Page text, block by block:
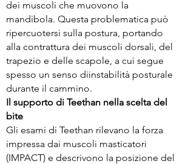
dei muscoli che muovono la
mandibola. Questa problematica può
ripercuotersi sulla postura, portando
alla contrattura dei muscoli dorsali, del
trapezio e delle scapole, a cui segue
spesso un senso diinstabilità posturale
durante il cammino.
Il supporto di Teethan nella scelta del
bite
Gli esami di Teethan rilevano la forza
impressa dai muscoli masticatori
(IMPACT) e descrivono la posizione del